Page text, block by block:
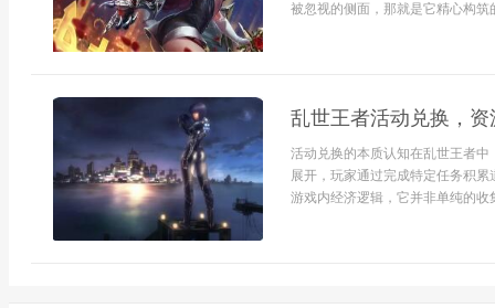
被忽视的侧面，那就是它精心构筑
乱世王者活动兑换，
活动兑换的本质认知在乱世王者
展开，玩家通过完成特定任务积
游戏内经济逻辑，它并非单纯的